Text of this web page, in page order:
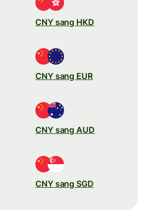
CNY sang HKD
CNY sang EUR
CNY sang AUD
CNY sang SGD